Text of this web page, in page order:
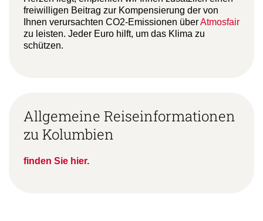
freiwilligen Beitrag zur Kompensierung der von
Ihnen verursachten CO2-Emissionen überAtmosfair
zu leisten. Jeder Euro hilft, um das Klima zu
schützen.
Allgemeine Reiseinformationen
zu Kolumbien
finden Sie hier.